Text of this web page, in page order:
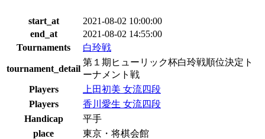
start_at
2021-08-02 10:00:00
end_at
2021-08-02 14:55:00
Tournaments
白玲戦
tournament_detail
第１期ヒューリック杯白玲戦順位決定ト
ーナメント戦
Players
上田初美 女流四段
Players
香川愛生 女流四段
Handicap
平手
place
東京・将棋会館